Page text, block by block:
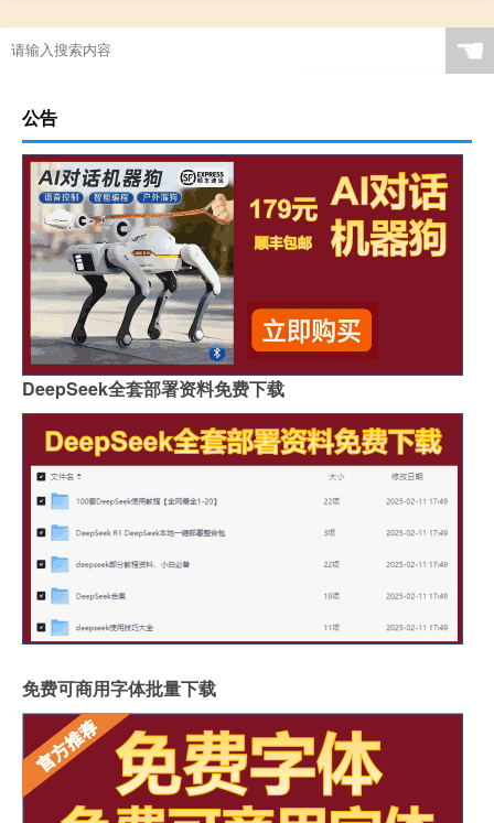
☚
公告
DeepSeek全套部署资料免费下载
免费可商用字体批量下载